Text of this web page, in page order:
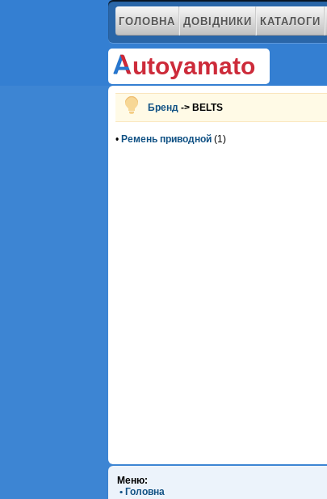
ГОЛОВНА ДОВІДНИКИ КАТАЛОГИ
utoyamato
Бренд -> BELTS
• Ремень приводной (1)
Меню:
• Головна